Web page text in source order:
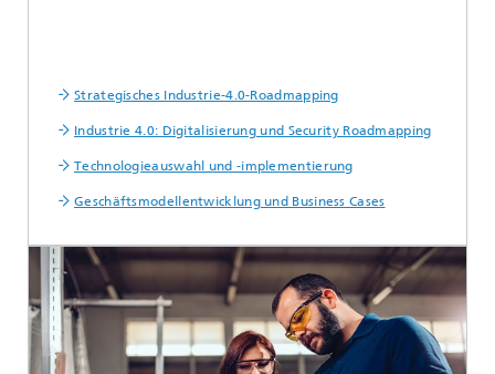
Strategisches Industrie-4.0-Roadmapping
Industrie 4.0: Digitalisierung und Security Roadmapping
Technologieauswahl und -implementierung
Geschäftsmodellentwicklung und Business Cases